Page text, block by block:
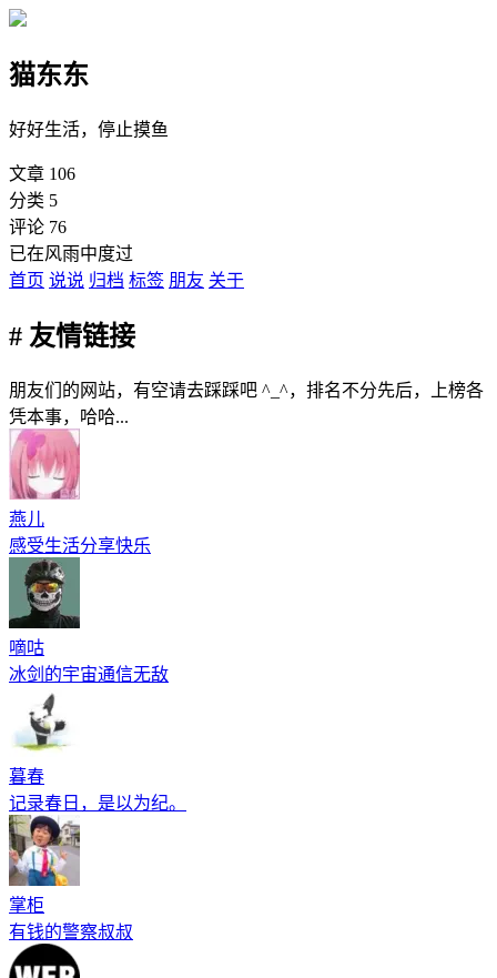
猫东东
好好生活，停止摸鱼
文章 106
分类 5
评论 76
已在风雨中度过
首页 说说 归档 标签 朋友 关于
# 友情链接
朋友们的网站，有空请去踩踩吧 ^_^，排名不分先后，上榜各
凭本事，哈哈...
燕儿
感受生活分享快乐
嘀咕
冰剑的宇宙通信无敌
暮春
记录春日，是以为纪。
掌柜
有钱的警察叔叔